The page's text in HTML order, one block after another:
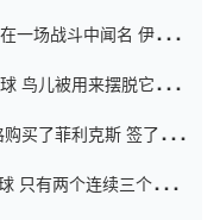
一场战斗中闻名 伊万放
鸟儿被用来摆脱它
买了菲利克斯 签了7年
只有两个连续三个连续